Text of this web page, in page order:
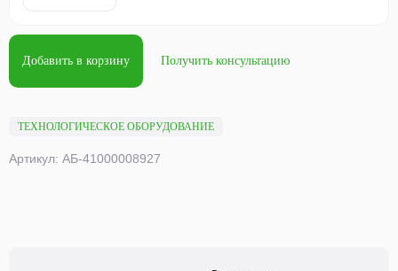
ТЕХНОЛОГИЧЕСКОЕ ОБОРУДОВАНИЕ
Артикул: АБ-41000008927
Добавить в корзину Получить консультацию